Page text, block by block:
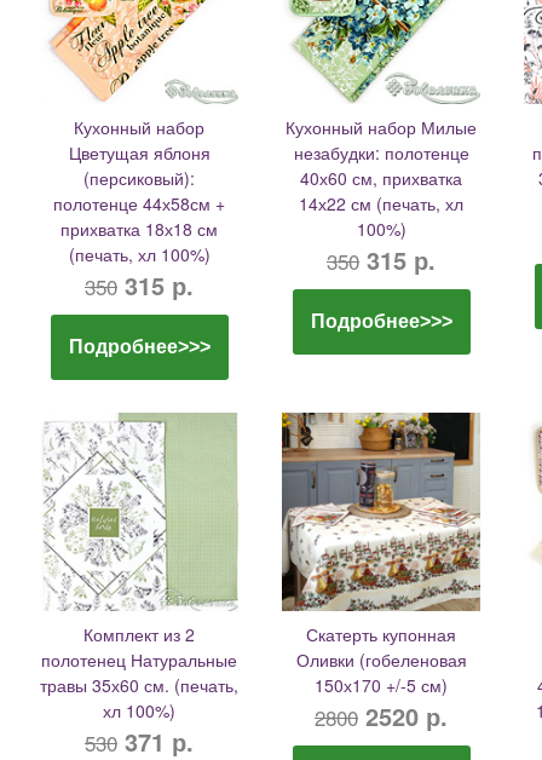
Кухонный набор
Цветущая яблоня
(персиковый):
полотенце 44х58см +
прихватка 18х18 см
(печать, хл 100%)
350 315 р.
Подробнее>>>
Кухонный набор Милые
незабудки: полотенце
40х60 см, прихватка
14х22 см (печать, хл
100%)
350 315 р.
Подробнее>>>
Комплект из 2
полотенец Натуральные
травы 35х60 см. (печать,
хл 100%)
530 371 р.
Скатерть купонная
Оливки (гобеленовая
150х170 +/-5 см)
2800 2520 р.